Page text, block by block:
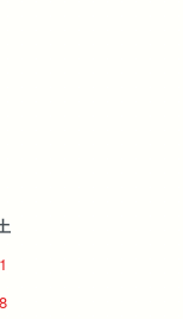
1
8